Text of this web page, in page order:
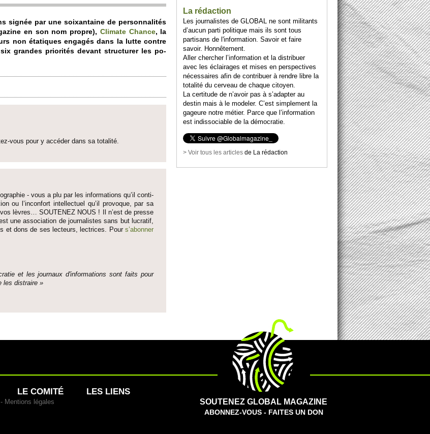
signée par une so­ixantaine de personnalités
en son nom propre), Climate Chance, la
non étatiques engagés dans la lutte contre
grandes pri­orités devant structurer les po­
vous pour y accéder dans sa to­talité.
- vous a plu par les informati­ons qu’il conti­
ou l’inconfort inte­llectuel qu’il pro­voque, par sa
lèvres… SO­UTENEZ NOUS ! Il n’est de pre­sse
une asso­ci­ation de journalistes sans but lucratif,
et dons de ses lecte­urs, lec­trices. Pours’abonner
et les journaux d'informati­ons sont faits pour
les dis­traire »
La rédaction
Les journalistes de GLOBAL ne sont militants
d’aucun parti politique mais ils sont tous
partisans de l'information. Savoir et faire
savoir. Honnêtement.
Aller chercher l’information et la distribuer
avec les éclairages et mises en perspectives
nécessaires afin de contribuer à rendre libre la
totalité du cerveau de chaque citoyen.
La certitude de n’avoir pas à s’adapter au
destin mais à le modeler. C’est simplement la
gageure notre métier. Parce que l’information
est indissociable de la démocratie.
> Voir tous les articles de La rédaction
SOUTENEZ GLOBAL MAGAZINE
ABONNEZ-VOUS - FAITES UN DON
LE COMITÉ LES LIENS
Mentions légales